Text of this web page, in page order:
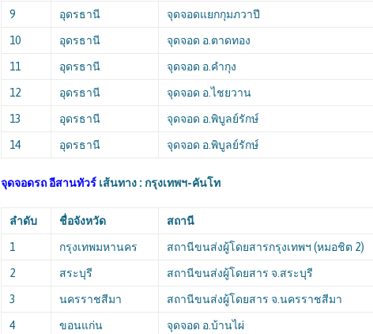
9 อุดรธานี จุดจอดแยกกุมภวาปี
10 อุดรธานี จุดจอด อ.ตาดทอง
11 อุดรธานี จุดจอด อ.คำกุง
12 อุดรธานี จุดจอด อ.ไชยวาน
13 อุดรธานี จุดจอด อ.พิบูลย์รักษ์
14 อุดรธานี จุดจอด อ.พิบูลย์รักษ์
จุดจอดรถ อีสานทัวร์เส้นทาง : กรุงเทพฯ-คันโท
ลำดับ ชื่อจังหวัด สถานี
1 กรุงเทพมหานคร สถานีขนส่งผู้โดยสารกรุงเทพฯ (หมอชิต 2)
2 สระบุรี สถานีขนส่งผู้โดยสาร จ.สระบุรี
3 นครราชสีมา สถานีขนส่งผู้โดยสาร จ.นครราชสีมา
4 ขอนแก่น จุดจอด อ.บ้านไผ่